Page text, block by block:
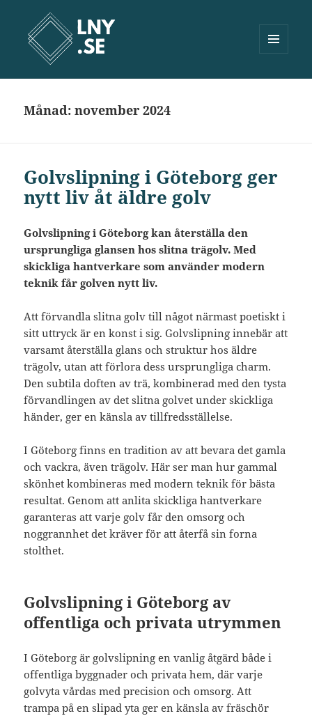
WIDGETS
Månad:november 2024
Golvslipning i Göteborg ger
nytt liv åt äldre golv
Golvslipning i Göteborg kan återställa den
ursprungliga glansen hos slitna trägolv. Med
skickliga hantverkare som använder modern
teknik får golven nytt liv.
Att förvandla slitna golv till något närmast poetiskt i
sitt uttryck är en konst i sig. Golvslipning innebär att
varsamt återställa glans och struktur hos äldre
trägolv, utan att förlora dess ursprungliga charm.
Den subtila doften av trä, kombinerad med den tysta
förvandlingen av det slitna golvet under skickliga
händer, ger en känsla av tillfredsställelse.
I Göteborg finns en tradition av att bevara det gamla
och vackra, även trägolv. Här ser man hur gammal
skönhet kombineras med modern teknik för bästa
resultat. Genom att anlita skickliga hantverkare
garanteras att varje golv får den omsorg och
noggrannhet det kräver för att återfå sin forna
stolthet.
Golvslipning i Göteborg av
offentliga och privata utrymmen
I Göteborg är golvslipning en vanlig åtgärd både i
offentliga byggnader och privata hem, där varje
golvyta vårdas med precision och omsorg. Att
trampa på en slipad yta ger en känsla av fräschör